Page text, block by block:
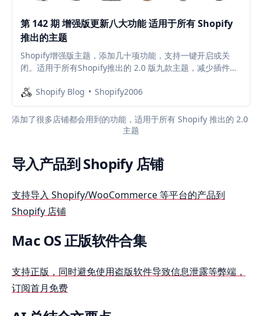
第 142 期 增强版更新八大功能 适用于所有 Shopify
推出的主题
Shopify增强版主题，添加几十项功能，支持一键开启或关
闭。适用于所有Shopify推出的 2.0 版九款主题，减少插件安
Shopify Blog
Shopify2006
添加了很多店铺都会用到的功能，适用于所有 Shopify 推出的 2.0
主题
导入产品到 Shopify 店铺
支持导入 Shopify/WooCommerce 等平台的产品到
Shopify 店铺
Mac OS 正版软件合集
支持正版，同时避免使用盗版软件导致信息泄露等弊端，
订阅首月免费